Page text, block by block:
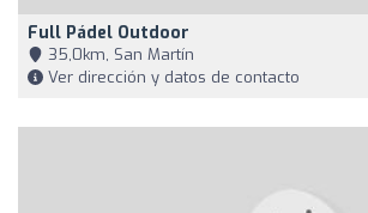
Full Pádel Outdoor
35,0km, San Martín
Ver dirección y datos de contacto